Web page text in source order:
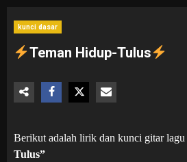
kunci dasar
Teman Hidup-Tulus
Berikut adalah lirik dan kunci gitar lagu
Tulus”